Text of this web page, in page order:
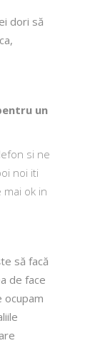
dori să
un
si ne
noi iti
ok in
să facă
de face
ocupam